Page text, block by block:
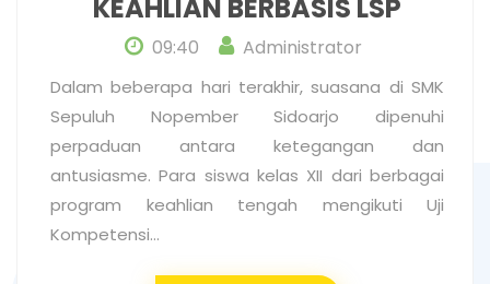
KEAHLIAN BERBASIS LSP
09:40 Administrator
Dalam beberapa hari terakhir, suasana di SMK
Sepuluh Nopember Sidoarjo dipenuhi
perpaduan antara ketegangan dan
antusiasme. Para siswa kelas XII dari berbagai
program keahlian tengah mengikuti Uji
Kompetensi…